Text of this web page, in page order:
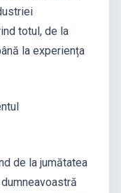
totul, de la
la experiența
de la jumătatea